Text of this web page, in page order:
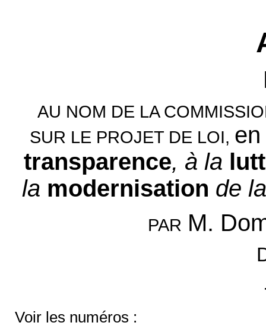
AU NOM DE LA
SUR LE PROJET DE LOI,
transparence, à la
la modernisation de
PAR M.
Voir les numéros :